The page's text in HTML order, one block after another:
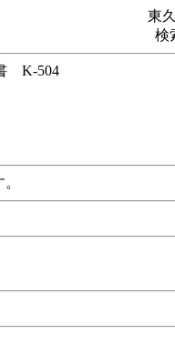
東
検
新書 K-504